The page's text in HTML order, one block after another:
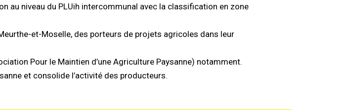
au niveau du PLUih intercommunal avec la classification en zone
et-Moselle, des porteurs de projets agricoles dans leur
Pour le Maintien d’une Agriculture Paysanne) notamment.
et consolide l’activité des producteurs.